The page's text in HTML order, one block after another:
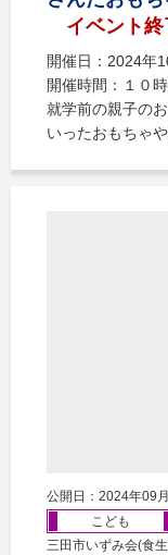
イベント終
開催日：2024年
開催時間：１０
就学前の親子の
いったおもちゃ
公開日：2024年09
こども
三田市いずみ会(食